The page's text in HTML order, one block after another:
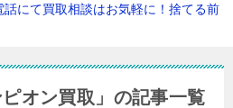
話にて買取相談はお気軽に！捨てる前
ピオン買取」の記事一覧